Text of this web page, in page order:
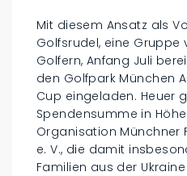
Mit diesem Ansatz als
Golfsrudel, eine
Golfern, Anfang Juli
den Golfpark München
Cup eingeladen. Heuer
Spendensumme in
Organisation Münchner
e. V., die damit
Familien aus der